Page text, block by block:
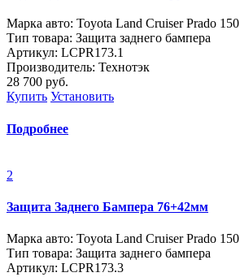
Марка авто: Toyota Land Cruiser Prado 150
Тип товара: Защита заднего бампера
Артикул: LCPR173.1
Производитель: Технотэк
28 700 руб.
Купить Установить
Подробнее
2
Защита Заднего Бампера 76+42мм
Марка авто: Toyota Land Cruiser Prado 150
Тип товара: Защита заднего бампера
Артикул: LCPR173.3